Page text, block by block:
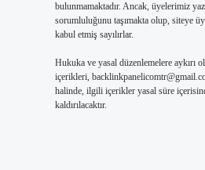
bulunmamaktadır. Ancak, üyelerimiz
sorumluluğunu taşımakta olup, siteye
kabul etmiş sayılırlar.
Hukuka ve yasal düzenlemelere aykırı
içerikleri,
halinde, ilgili içerikler yasal süre
kaldırılacaktır.